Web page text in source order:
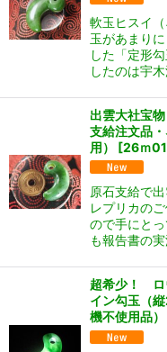
軟玉ヒスイ
玉があまり
した「定形
したのは宇
出雲大社宝
支給注文品
用）
[26ｍ
原石支給で
レプリカの
ので手にと
も報告書の
超希少！ ロ
イン勾玉（
機不使用品）